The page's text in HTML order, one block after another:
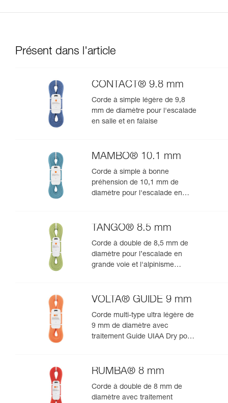
Présent dans l'article
CONTACT® 9.8 mm
Corde à simple légère de 9,8
mm de diamètre pour l'escalade
en salle et en falaise
MAMBO® 10.1 mm
Corde à simple à bonne
préhension de 10,1 mm de
diamètre pour l'escalade en
TANGO® 8.5 mm
Corde à double de 8,5 mm de
diamètre pour l’escalade en
grande voie et l'alpinisme
VOLTA® GUIDE 9 mm
Corde multi-type ultra légère de
9 mm de diamètre avec
traitement Guide UIAA Dry pour
RUMBA® 8 mm
Corde à double de 8 mm de
diamètre avec traitement